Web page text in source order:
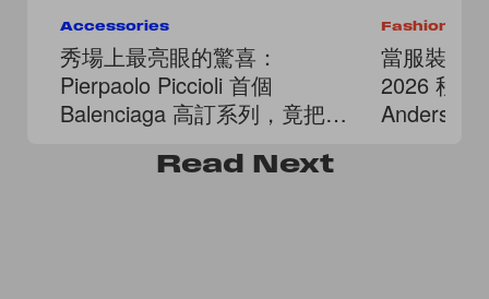
Accessories
秀場上最亮眼的驚喜：
Pierpaolo Piccioli 首個
Balenciaga 高訂系列，竟把經
Fashion
當服裝成
2026 秋冬
Anderson
Read Next